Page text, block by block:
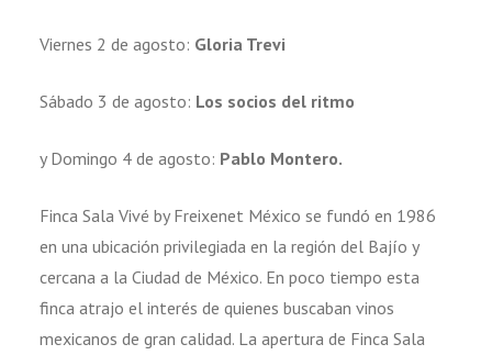
Viernes 2 de agosto: Gloria Trevi
Sábado 3 de agosto: Los socios del ritmo
y Domingo 4 de agosto: Pablo Montero.
Finca Sala Vivé by Freixenet México se fundó en 1986
en una ubicación privilegiada en la región del Bajío y
cercana a la Ciudad de México. En poco tiempo esta
finca atrajo el interés de quienes buscaban vinos
mexicanos de gran calidad. La apertura de Finca Sala